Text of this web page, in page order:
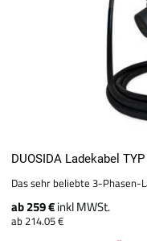
DUOSIDA Ladekabel
Das sehr beliebte 3-Phasen-
ab 259 €inkl MWSt.
ab 214.05 €